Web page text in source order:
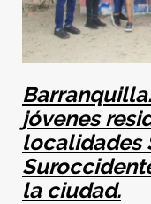
Barranquilla.
jóvenes
localidades
la ciudad.